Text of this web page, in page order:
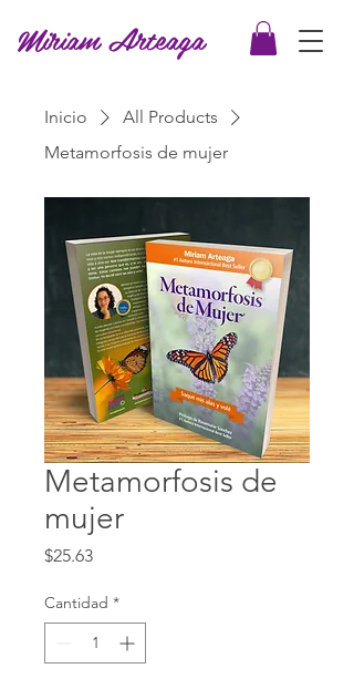
Miriam Arteaga
Inicio
All Products
Metamorfosis de mujer
Metamorfosis de
mujer
$25.63Precio
Cantidad *